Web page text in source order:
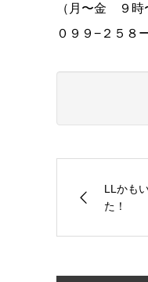
（月〜金 ９時
０９９−２５８
LLかも
た！